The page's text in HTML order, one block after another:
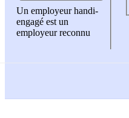
Un employeur handi-
engagé est un
employeur reconnu